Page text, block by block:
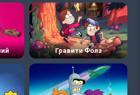
Гравити Фолз